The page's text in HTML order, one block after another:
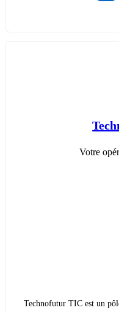
Votre
Technofutur TIC est un